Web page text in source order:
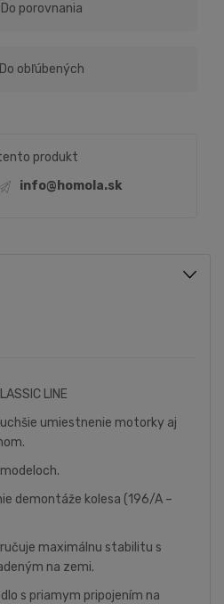
Do porovnania
Do obľúbených
produkt
info@homola.sk
LINE
umiestnenie motorky aj
demontáže kolesa (196/A –
maximálnu stabilitu s
na zemi.
s priamym pripojením na